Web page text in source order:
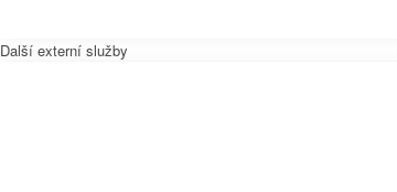
Další externí služby